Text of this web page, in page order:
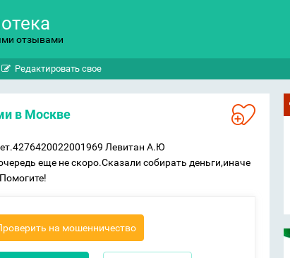
отзывами
Редактировать свое
в Москве
Левитан А.Ю
еще не скоро.Сказали собирать деньги,иначе
на мошенничество